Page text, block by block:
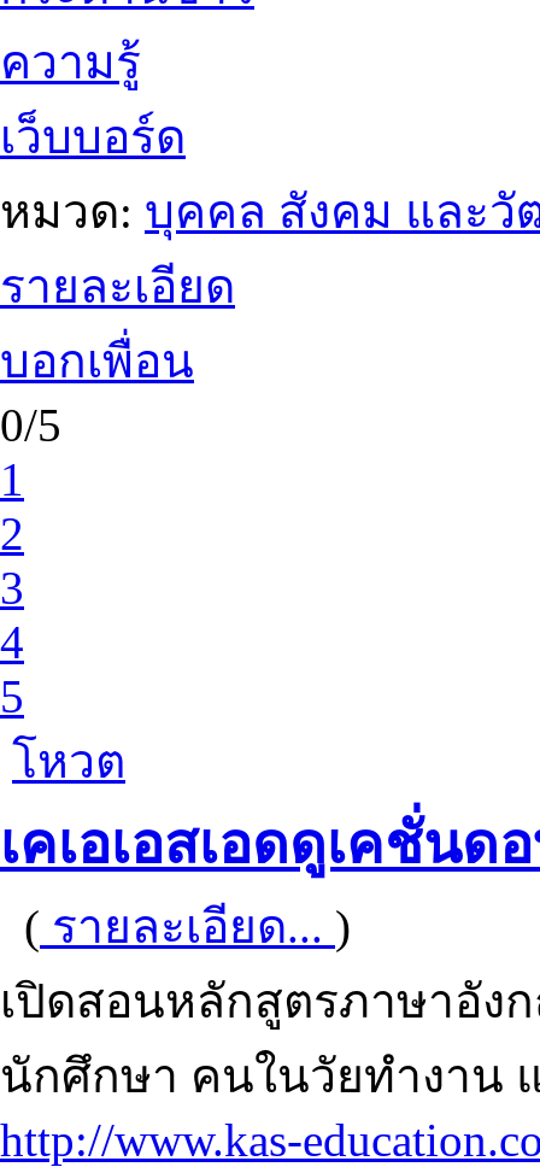
ความรู้
เว็บบอร์ด
หมวด: บุคคล สังคม และวั
รายละเอียด
บอกเพื่อน
0/5
1
2
3
4
5
โหวต
เคเอเอสเอดดูเคชั่นด
( รายละเอียด... )
เปิดสอนหลักสูตรภาษาอัง
นักศึกษา คนในวัยทำงาน
http://www.kas-